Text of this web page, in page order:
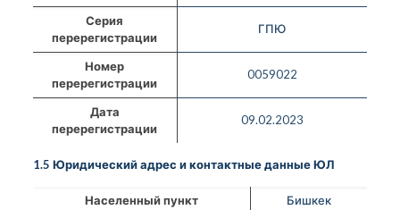
Серия
перерегистрации
ГПЮ
Номер
перерегистрации
0059022
Дата
перерегистрации
09.02.2023
1.5 Юридический адрес и контактные данные ЮЛ
Населенный пункт
Бишкек